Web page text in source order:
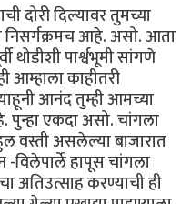
दोरी दिल्यावर तुमच्या
निसर्गक्रमच आहे. असो. आता
थोडीशी पार्श्वभूमी सांगणे
आम्हाला काहीतरी
आनंद तुम्ही आमच्या
पुन्हा एकदा असो. चांगला
वस्ती असलेल्या बाजारात
हापूस चांगला
अतिउत्साह करण्याची ही